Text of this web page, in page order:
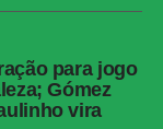
para jogo
Gómez
vira